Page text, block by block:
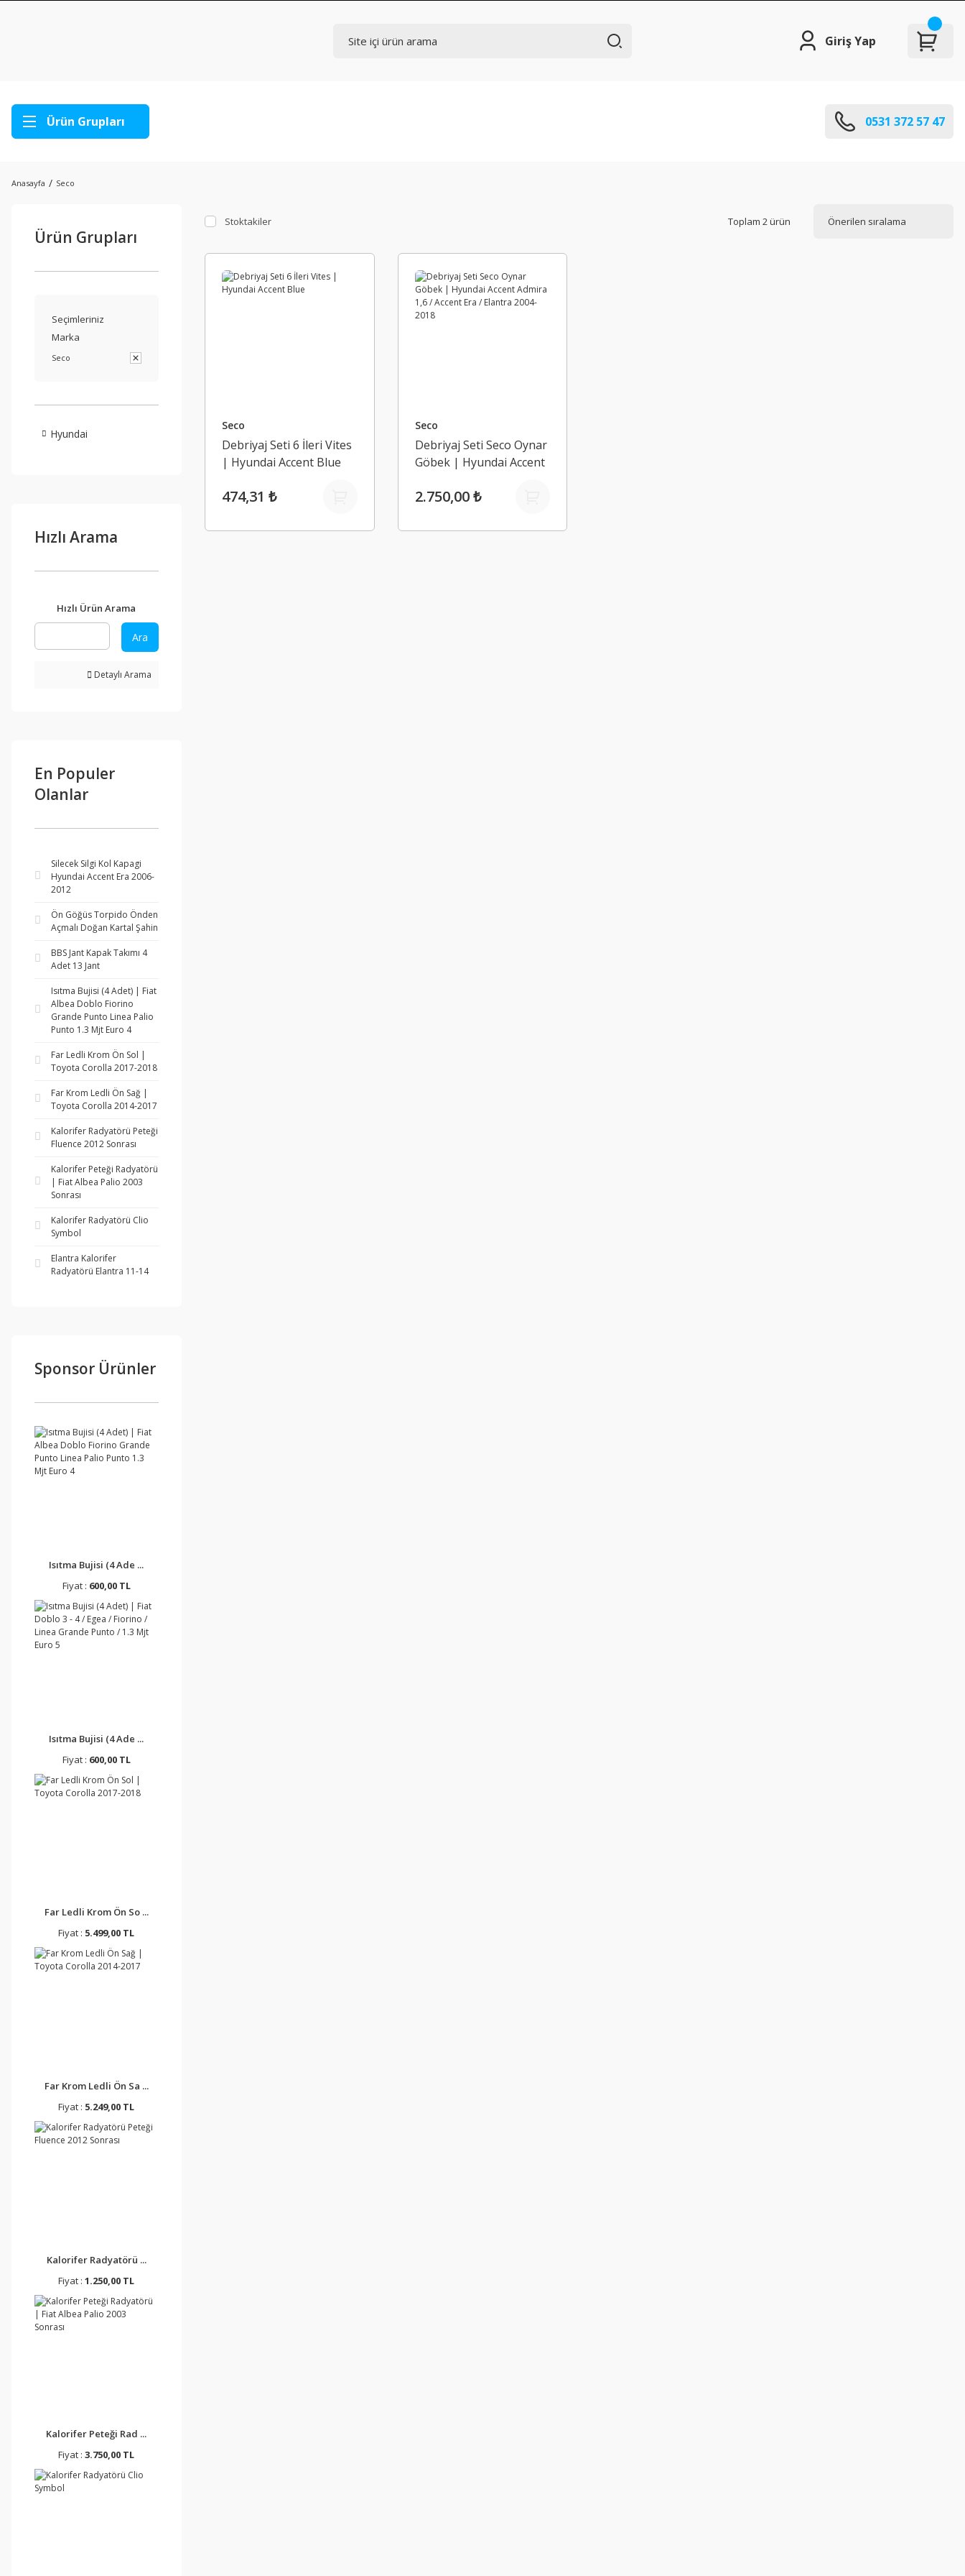
Giriş Yap
Ürün Grupları 0531 372 57 47
Anasayfa Seco
Ürün Grupları
Seçimleriniz
Marka
Seco
Hyundai
Hızlı Arama
Hızlı Ürün Arama
Ara
Detaylı Arama
En Populer
Olanlar
Silecek Silgi Kol Kapagi
Hyundai Accent Era 2006-
2012
Ön Göğüs Torpido Önden
Açmalı Doğan Kartal Şahin
BBS Jant Kapak Takımı 4
Adet 13 Jant
Isıtma Bujisi (4 Adet) | Fiat
Albea Doblo Fiorino
Grande Punto Linea Palio
Punto 1.3 Mjt Euro 4
Far Ledli Krom Ön Sol |
Toyota Corolla 2017-2018
Far Krom Ledli Ön Sağ |
Toyota Corolla 2014-2017
Kalorifer Radyatörü Peteği
Fluence 2012 Sonrası
Kalorifer Peteği Radyatörü
| Fiat Albea Palio 2003
Sonrası
Kalorifer Radyatörü Clio
Symbol
Elantra Kalorifer
Radyatörü Elantra 11-14
Sponsor Ürünler
Isıtma Bujisi (4 Ade ...
Fiyat : 600,00 TL
Isıtma Bujisi (4 Ade ...
Fiyat : 600,00 TL
Far Ledli Krom Ön So ...
Fiyat : 5.499,00 TL
Far Krom Ledli Ön Sa ...
Fiyat : 5.249,00 TL
Kalorifer Radyatörü ...
Fiyat :1.250,00 TL
Kalorifer Peteği Rad ...
Fiyat :3.750,00 TL
Stoktakiler Toplam 2 ürün
Seco
Debriyaj Seti 6 İleri Vites
| Hyundai Accent Blue
474,31 ₺
Seco
Debriyaj Seti Seco Oynar
Göbek | Hyundai Accent
Elantra 2004-2018
2.750,00 ₺